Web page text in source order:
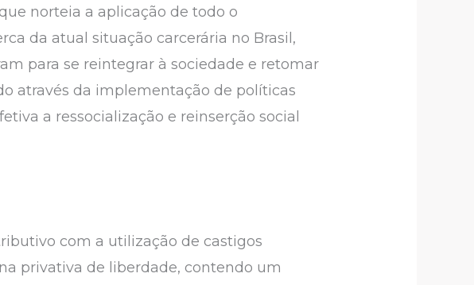
norteia a aplicação de todo o
da atual situação carcerária no Brasil,
para se reintegrar à sociedade e retomar
através da implementação de políticas
a ressocialização e reinserção social
com a utilização de castigos
privativa de liberdade, contendo um